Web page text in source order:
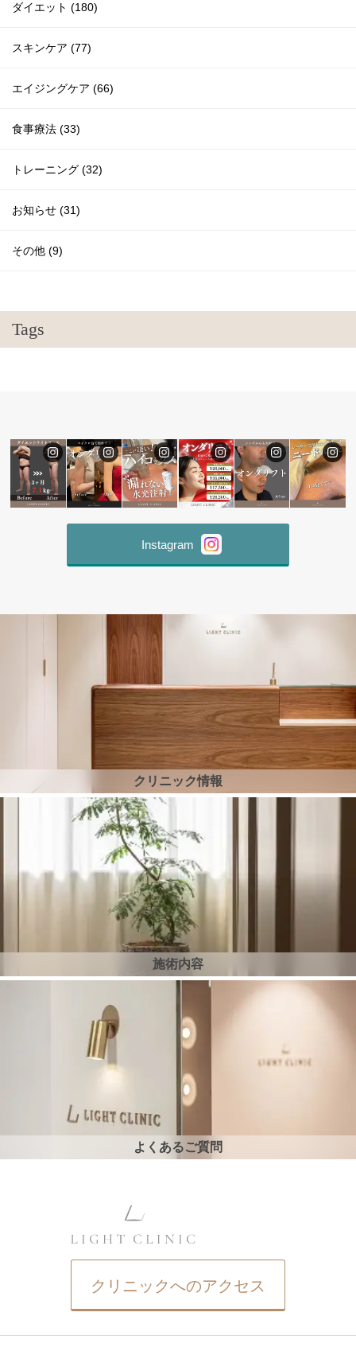
ダイエット (180)
スキンケア (77)
エイジングケア (66)
食事療法 (33)
トレーニング (32)
お知らせ (31)
その他 (9)
Tags
Instagram
クリニック情報
施術内容
よくあるご質問
クリニックへのアクセス